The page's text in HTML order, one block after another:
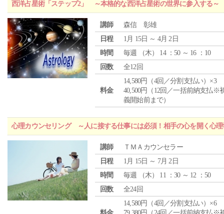
西洋占星術「ステップ2」 ～本格的な西洋占星術の世界に参入する～
講師
森信 彰雄
日程
1月 15日 ～ 4月 2日
時間
毎週 （木） 14 ：50 ～ 16 ：10
回数
全12回
料金
14,580円（4回／分割支払い）×3
40,500円（12回／一括前納支払※
義開始前まで）
心理カウンセリング ～人に接する仕事には必須！相手の心を開く心理
講師
ＴＭＡカウンセラー
日程
1月 15日 ～ 7月 2日
時間
毎週 （木） 11 ：30 ～ 12 ：50
回数
全24回
14,580円（4回／分割支払い）×6